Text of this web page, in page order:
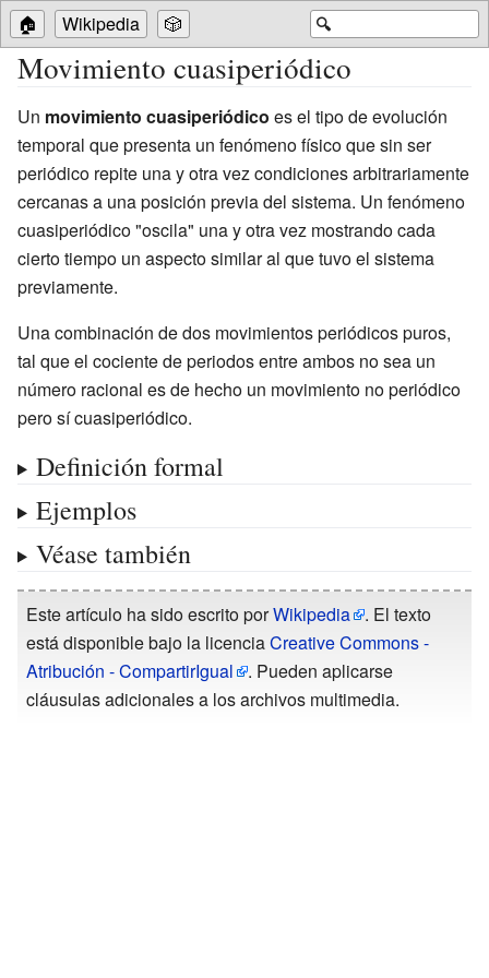
🔍
🏠 Wikipedia 🎲
Movimiento cuasiperiódico
Un movimiento cuasiperiódico es el tipo de evolución
temporal que presenta un fenómeno físico que sin ser
periódico repite una y otra vez condiciones arbitrariamente
cercanas a una posición previa del sistema. Un fenómeno
cuasiperiódico "oscila" una y otra vez mostrando cada
cierto tiempo un aspecto similar al que tuvo el sistema
previamente.
Una combinación de dos movimientos periódicos puros,
tal que el cociente de periodos entre ambos no sea un
número racional es de hecho un movimiento no periódico
pero sí cuasiperiódico.
Definición formal
Ejemplos
Véase también
Este artículo ha sido escrito porWikipedia
. El texto
está disponible bajo la licenciaCreative Commons -
Atribución - CompartirIgual
. Pueden aplicarse
cláusulas adicionales a los archivos multimedia.